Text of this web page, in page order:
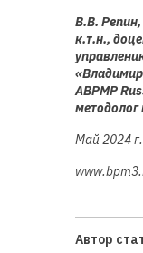
В.В. Репин,
к.т.н.,
ABPMP
Май 2024 г.
Автор